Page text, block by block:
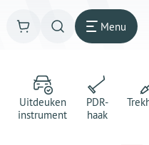
Menu
Uitdeuken
instrument
PDR-
haak